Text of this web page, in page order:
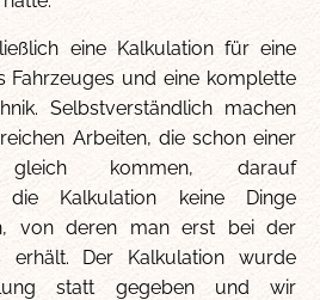
eine Kalkulation für eine
Fahrzeuges und eine komplette
Selbstverständlich machen
Arbeiten, die schon einer
gleich kommen, darauf
die Kalkulation keine Dinge
von deren man erst bei der
erhält. Der Kalkulation wurde
statt gegeben und wir